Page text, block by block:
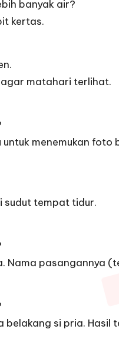
banyak air?
kertas.
agar matahari terlihat.
menemukan
sudut tempat tidur.
Nama pasangannya
belakang si pria.